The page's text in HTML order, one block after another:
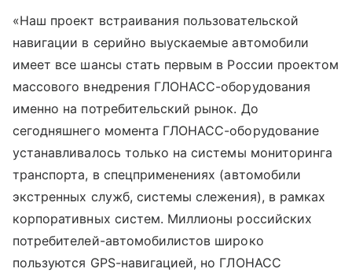
«Наш проект встраивания пользовательской
навигации в серийно выускаемые автомобили
имеет все шансы стать первым в России проектом
массового внедрения ГЛОНАСС-оборудования
именно на потребительский рынок. До
сегодняшнего момента ГЛОНАСС-оборудование
устанавливалось только на системы мониторинга
транспорта, в спецприменениях (автомобили
экстренных служб, системы слежения), в рамках
корпоративных систем. Миллионы российских
потребителей-автомобилистов широко
пользуются GPS-навигацией, но ГЛОНАСС